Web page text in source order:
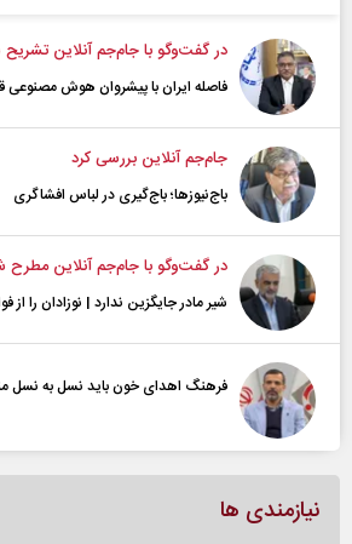
در گفت‌و‌گو با جام‌جم آنلاین
فاصله ایران با پیشرو‌ان هوش مصنوعی
جام‌جم آنلاین بررسی کرد
باج‌نیوزها؛ باج‌گیری در لباس افشاگری
در گفت‌و‌گو با جام‌جم آنلاین مطرح
شیر مادر جایگزین ندارد | نوزادان را از
فرهنگ اهدای خون باید نسل به نسل
نیازمندی ها